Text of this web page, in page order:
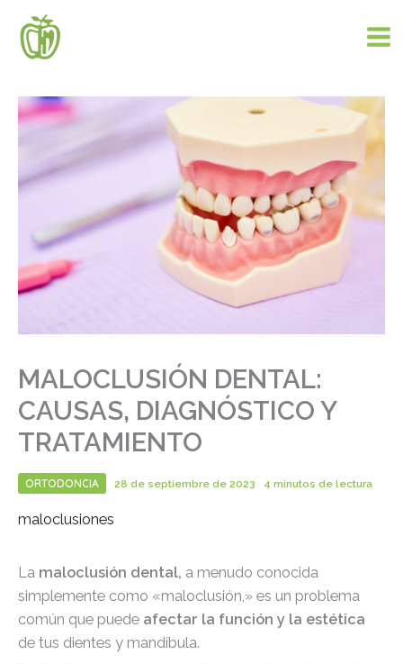
contenido
MALOCLUSIÓN DENTAL:
CAUSAS, DIAGNÓSTICO Y
TRATAMIENTO
ORTODONCIA 28 de septiembre de 2023 4 minutos de lectura
maloclusiones
La maloclusión dental, a menudo conocida
simplemente como «maloclusión,» es un problema
común que puede afectar la función y la estética
de tus dientes y mandíbula.